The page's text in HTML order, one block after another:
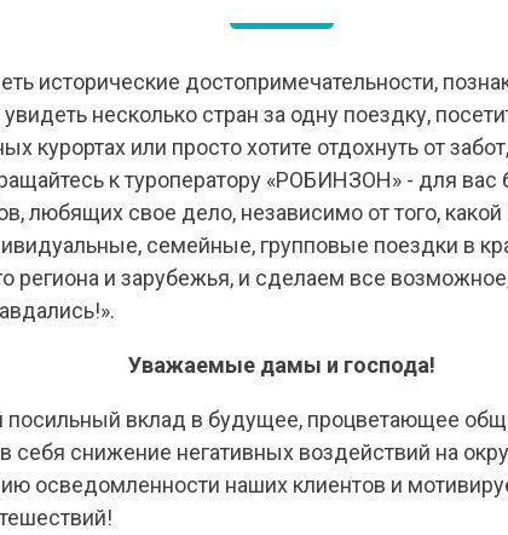
исторические достопримечательности,
несколько стран за одну поездку,
курортах или просто хотите отдохнуть от
к туроператору «РОБИНЗОН» - для вас
любящих свое дело, независимо от того,
семейные, групповые поездки в
региона и зарубежья, и сделаем все
Уважаемые дамы и господа!
посильный вклад в будущее, процветающее
себя снижение негативных воздействий на
осведомленности наших клиентов и